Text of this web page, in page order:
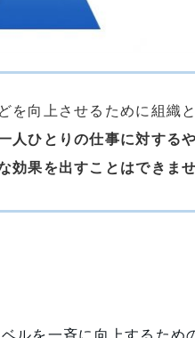
を向上させるために組織
人ひとりの仕事に対する
果を出すことはできませ